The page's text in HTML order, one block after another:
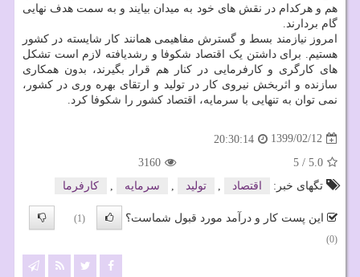
هم و هرکدام در نقش های خود به میدان بیایند و به سمت هدف نهایی
گام بردارند.
امروز نیازمند بسط و گسترش مفاهیمی همانند کار شایسته در کشور
هستیم. برای داشتن یک اقتصاد شکوفا و رشدیافته لازم است تشکل
های کارگری و کارفرمایی در کنار هم قرار بگیرند، بدون همکاری
سازنده و اثربخش نیروی کار در تولید و ارتقای بهره وری در کشور،
نمی توان به تنهایی با سرمایه، اقتصاد کشور را شکوفا کرد.
1399/02/12
20:30:14
5.0
/
5
3160
تگهای خبر:
اقتصاد , تولید , سرمایه , كارفرما
این پست کار و درآمد مورد قبول شماست؟
(1)
(0)